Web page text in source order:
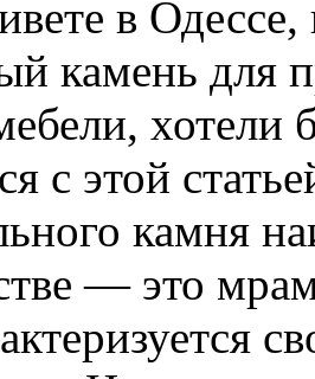
в Одессе,
камень для
хотели
с этой
камня
— это